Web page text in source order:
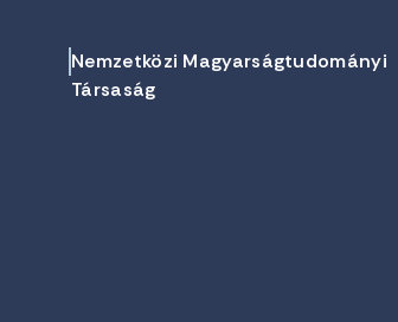
Nemzetközi Magyarságtudományi
Társaság